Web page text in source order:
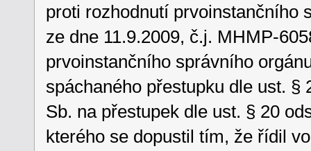
proti rozhodnutí prvoinstančního
ze dne 11.9.2009, č.j. MHMP-
prvoinstančního správního
spáchaného přestupku dle ust. §
Sb. na přestupek dle ust. § 20
kterého se dopustil tím, že řídil